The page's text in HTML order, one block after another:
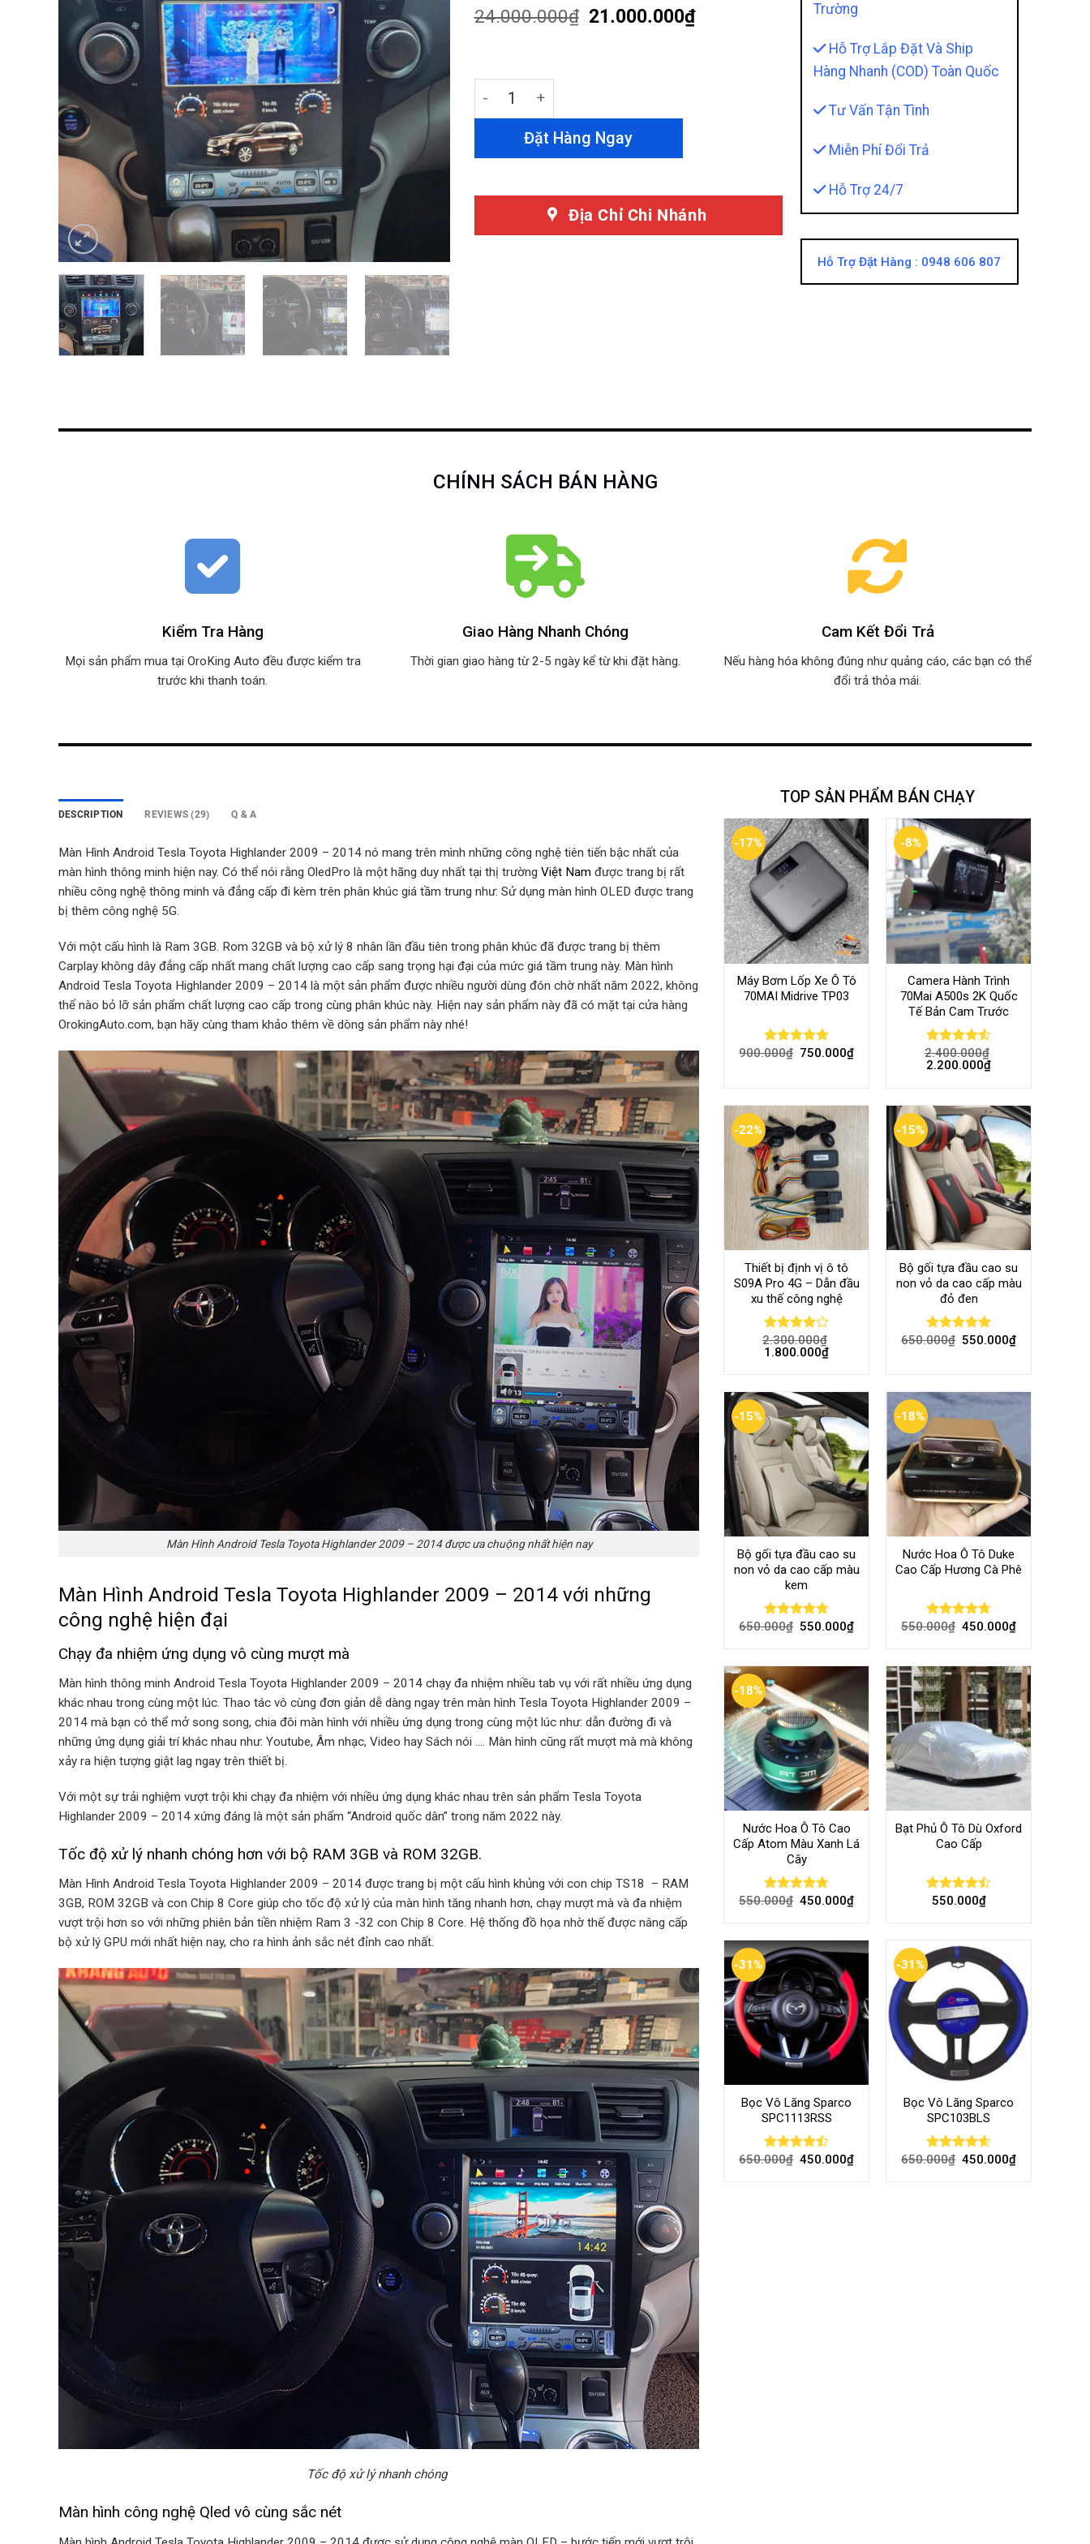
customer
ratings
24.000.000₫ 21.000.000₫
Màn Hình Android Tesla Toyota Highlander 2009 - 2014 quantity
Đặt Hàng Ngay
Địa Chỉ Chi Nhánh
Trường
Hỗ Trợ Lắp Đặt Và Ship
Hàng Nhanh (COD) Toàn Quốc
Tư Vấn Tận Tình
Miễn Phí Đổi Trả
Hỗ Trợ 24/7
Hỗ Trợ Đặt Hàng : 0948 606 807
CHÍNH SÁCH BÁN HÀNG
Kiểm Tra Hàng
Mọi sản phẩm mua tại OroKing Auto đều được kiểm tra
trước khi thanh toán.
Giao Hàng Nhanh Chóng
Thời gian giao hàng từ 2-5 ngày kể từ khi đặt hàng.
Cam Kết Đổi Trả
Nếu hàng hóa không đúng như quảng cáo, các bạn có thể
đổi trả thỏa mái.
DESCRIPTION REVIEWS (29) Q & A
Màn Hình Android Tesla Toyota Highlander 2009 – 2014 nó mang trên mình những công nghệ tiên tiến bậc nhất của
màn hình thông minh hiện nay. Có thể nói rằng OledPro là một hãng duy nhất tại thị trường Việt Nam được trang bị rất
nhiều công nghệ thông minh và đẳng cấp đi kèm trên phân khúc giá tầm trung như: Sử dụng màn hình OLED được trang
bị thêm công nghệ 5G.
Với một cấu hình là Ram 3GB. Rom 32GB và bộ xử lý 8 nhân lần đầu tiên trong phân khúc đã được trang bị thêm
Carplay không dây đẳng cấp nhất mang chất lượng cao cấp sang trọng hại đại của mức giá tầm trung này. Màn hình
Android Tesla Toyota Highlander 2009 – 2014 là một sản phẩm được nhiều người dùng đón chờ nhất năm 2022, không
thể nào bỏ lỡ sản phẩm chất lượng cao cấp trong cùng phân khúc này. Hiện nay sản phẩm này đã có mặt tại cửa hàng
OrokingAuto.com, bạn hãy cùng tham khảo thêm về dòng sản phẩm này nhé!
Màn Hình Android Tesla Toyota Highlander 2009 – 2014 được ưa chuộng nhất hiện nay
Màn Hình Android Tesla Toyota Highlander 2009 – 2014 với những
công nghệ hiện đại
Chạy đa nhiệm ứng dụng vô cùng mượt mà
Màn hình thông minh Android Tesla Toyota Highlander 2009 – 2014 chạy đa nhiệm nhiều tab vụ với rất nhiều ứng dụng
khác nhau trong cùng một lúc. Thao tác vô cùng đơn giản dễ dàng ngay trên màn hình Tesla Toyota Highlander 2009 –
2014 mà bạn có thể mở song song, chia đôi màn hình với nhiều ứng dụng trong cùng một lúc như: dẫn đường đi và
những ứng dụng giải trí khác nhau như: Youtube, Âm nhạc, Video hay Sách nói …. Màn hình cũng rất mượt mà mà không
xảy ra hiện tượng giật lag ngay trên thiết bị.
Với một sự trải nghiệm vượt trội khi chạy đa nhiệm với nhiều ứng dụng khác nhau trên sản phẩm Tesla Toyota
Highlander 2009 – 2014 xứng đáng là một sản phẩm “Android quốc dân” trong năm 2022 này.
Tốc độ xử lý nhanh chóng hơn với bộ RAM 3GB và ROM 32GB.
Màn Hình Android Tesla Toyota Highlander 2009 – 2014 được trang bị một cấu hình khủng với con chip TS18 – RAM
3GB, ROM 32GB và con Chip 8 Core giúp cho tốc độ xử lý của màn hình tăng nhanh hơn, chạy mượt mà và đa nhiệm
vượt trội hơn so với những phiên bản tiền nhiệm Ram 3 -32 con Chip 8 Core. Hệ thống đồ họa nhờ thế được nâng cấp
bộ xử lý GPU mới nhất hiện nay, cho ra hình ảnh sắc nét đỉnh cao nhất.
Tốc độ xử lý nhanh chóng
Màn hình công nghệ Qled vô cùng sắc nét
TOP SẢN PHẨM BÁN CHẠY
-17%
Máy Bơm Lốp Xe Ô Tô
70MAI Midrive TP03
Rated 5.00
900.000₫ 750.000₫
-8%
Camera Hành Trình
70Mai A500s 2K Quốc
Tế Bản Cam Trước
Rated4.56
out of 5
2.400.000₫
2.200.000₫
-22%
Thiết bị định vị ô tô
S09A Pro 4G – Dẫn đầu
xu thế công nghệ
Rated
4.00out
2.300.000₫
1.800.000₫
-15%
Bộ gối tựa đầu cao su
non vỏ da cao cấp màu
đỏ đen
Rated4.80
650.000₫ 550.000₫
-15%
Bộ gối tựa đầu cao su
non vỏ da cao cấp màu
kem
Rated4.70
650.000₫ 550.000₫
-18%
Nước Hoa Ô Tô Duke
Cao Cấp Hương Cà Phê
Rated4.70
550.000₫ 450.000₫
-18%
Nước Hoa Ô Tô Cao
Cấp Atom Màu Xanh Lá
Cây
Rated4.70
550.000₫ 450.000₫
Bạt Phủ Ô Tô Dù Oxford
Cao Cấp
Rated
550.000₫
-31%
Bọc Vô Lăng Sparco
SPC1113RSS
Rated
650.000₫ 450.000₫
-31%
Bọc Vô Lăng Sparco
SPC103BLS
Rated4.57
650.000₫ 450.000₫